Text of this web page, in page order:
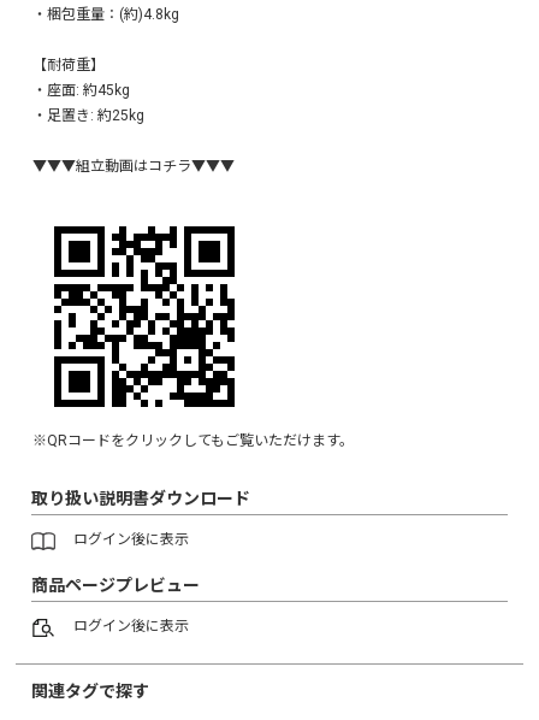
・梱包重量：(約)4.8kg
【耐荷重】
・座面: 約45kg
・足置き: 約25kg
▼▼▼組立動画はコチラ▼▼▼
※QRコードをクリックしてもご覧いただけます。
取り扱い説明書ダウンロード
ログイン後に表示
商品ページプレビュー
ログイン後に表示
関連タグで探す